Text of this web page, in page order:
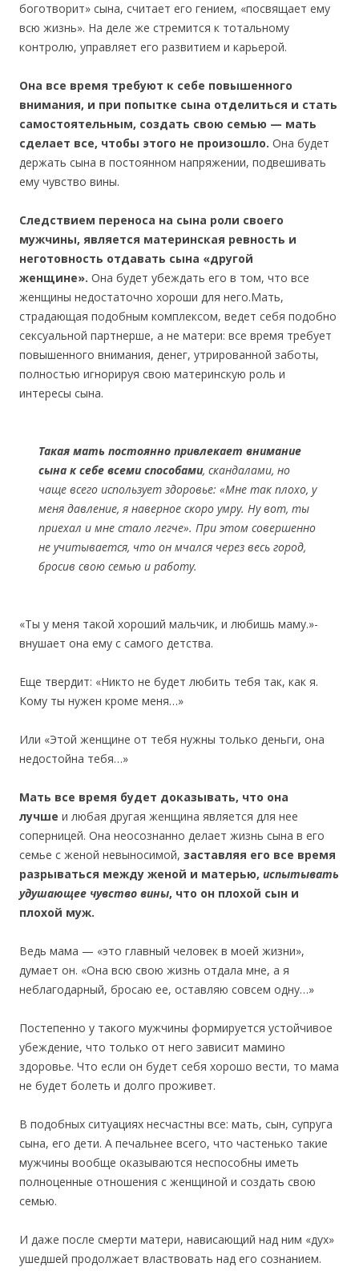
боготворит» сына, считает его гением, «посвящает ему
всю жизнь». На деле же стремится к тотальному
контролю, управляет его развитием и карьерой.
Она все время требуют к себе повышенного
внимания, и при попытке сына отделиться и стать
самостоятельным, создать свою семью — мать
сделает все, чтобы этого не произошло. Она будет
держать сына в постоянном напряжении, подвешивать
ему чувство вины.
Следствием переноса на сына роли своего
мужчины, является материнская ревность и
неготовность отдавать сына «другой
женщине». Она будет убеждать его в том, что все
женщины недостаточно хороши для него.Мать,
страдающая подобным комплексом, ведет себя подобно
сексуальной партнерше, а не матери: все время требует
повышенного внимания, денег, утрированной заботы,
полностью игнорируя свою материнскую роль и
интересы сына.
Такая мать постоянно привлекает внимание
сына к себе всеми способами, скандалами, но
чаще всего использует здоровье: «Мне так плохо, у
меня давление, я наверное скоро умру. Ну вот, ты
приехал и мне стало легче». При этом совершенно
не учитывается, что он мчался через весь город,
бросив свою семью и работу.
«Ты у меня такой хороший мальчик, и любишь маму.»-
внушает она ему с самого детства.
Еще твердит: «Никто не будет любить тебя так, как я.
Кому ты нужен кроме меня…»
Или «Этой женщине от тебя нужны только деньги, она
недостойна тебя…»
Мать все время будет доказывать, что она
лучше и любая другая женщина является для нее
соперницей. Она неосознанно делает жизнь сына в его
семье с женой невыносимой, заставляя его все время
разрываться между женой и матерью, испытывать
удушающее чувство вины, что он плохой сын и
плохой муж.
Ведь мама — «это главный человек в моей жизни»,
думает он. «Она всю свою жизнь отдала мне, а я
неблагодарный, бросаю ее, оставляю совсем одну…»
Постепенно у такого мужчины формируется устойчивое
убеждение, что только от него зависит мамино
здоровье. Что если он будет себя хорошо вести, то мама
не будет болеть и долго проживет.
В подобных ситуациях несчастны все: мать, сын, супруга
сына, его дети. А печальнее всего, что частенько такие
мужчины вообще оказываются неспособны иметь
полноценные отношения с женщиной и создать свою
семью.
И даже после смерти матери, нависающий над ним «дух»
ушедшей продолжает властвовать над его сознанием.